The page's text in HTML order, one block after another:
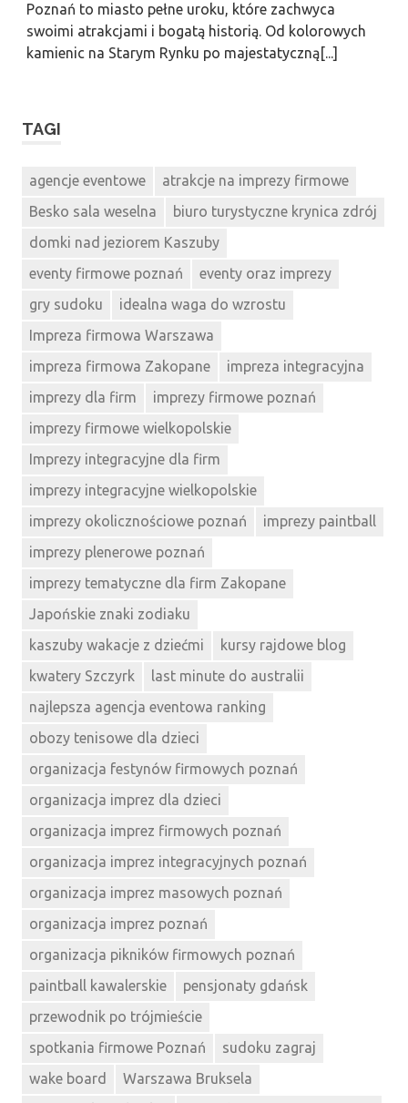
Poznań to miasto pełne uroku, które zachwyca
swoimi atrakcjami i bogatą historią. Od kolorowych
kamienic na Starym Rynku po majestatyczną[...]
TAGI
agencje eventowe
atrakcje na imprezy firmowe
Besko sala weselna
biuro turystyczne krynica zdrój
domki nad jeziorem Kaszuby
eventy firmowe poznań
eventy oraz imprezy
gry sudoku
idealna waga do wzrostu
Impreza firmowa Warszawa
impreza firmowa Zakopane
impreza integracyjna
imprezy dla firm
imprezy firmowe poznań
imprezy firmowe wielkopolskie
Imprezy integracyjne dla firm
imprezy integracyjne wielkopolskie
imprezy okolicznościowe poznań
imprezy paintball
imprezy plenerowe poznań
imprezy tematyczne dla firm Zakopane
Japońskie znaki zodiaku
kaszuby wakacje z dziećmi
kursy rajdowe blog
kwatery Szczyrk
last minute do australii
najlepsza agencja eventowa ranking
obozy tenisowe dla dzieci
organizacja festynów firmowych poznań
organizacja imprez dla dzieci
organizacja imprez firmowych poznań
organizacja imprez integracyjnych poznań
organizacja imprez masowych poznań
organizacja imprez poznań
organizacja pikników firmowych poznań
paintball kawalerskie
pensjonaty gdańsk
przewodnik po trójmieście
spotkania firmowe Poznań
sudoku zagraj
wake board
Warszawa Bruksela